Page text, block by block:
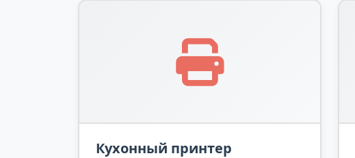
Кухонный принтер